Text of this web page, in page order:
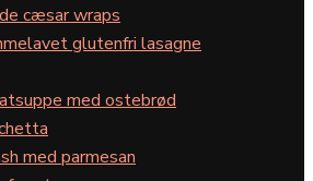
cæsar wraps
glutenfri lasagne
med ostebrød
med parmesan